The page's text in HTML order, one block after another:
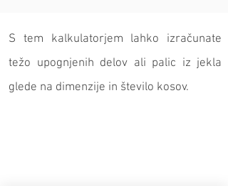
S tem kalkulatorjem lahko izračunate
težo upognjenih delov ali palic iz jekla
glede na dimenzije in število kosov.